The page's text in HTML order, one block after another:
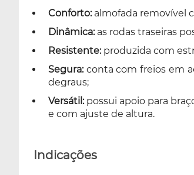
Conforto:almofada removível
Dinâmica:as rodas traseiras
Resistente:produzida com
Segura:conta com freios em
degraus;
Versátil:possui apoio para
e com ajuste de altura.
Indicações